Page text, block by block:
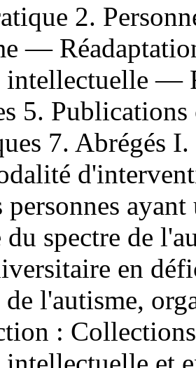
2.
—
intellectuelle —
5.
7. Abrégés
personnes
spectre de
en
de l'autisme,
: